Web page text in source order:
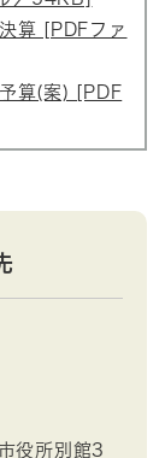
算 [PDFファ
算(案) [PDF
役所別館3